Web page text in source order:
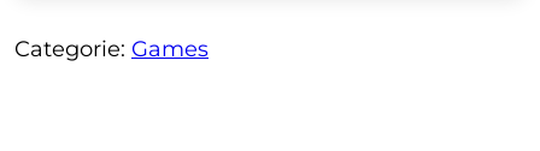
Categorie: Games